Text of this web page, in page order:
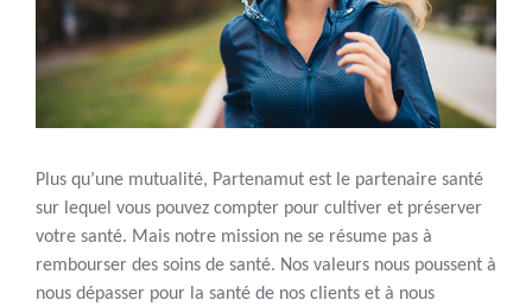
Plus qu’une mutualité, Partenamut est le partenaire santé
sur lequel vous pouvez compter pour cultiver et préserver
votre santé. Mais notre mission ne se résume pas à
rembourser des soins de santé. Nos valeurs nous poussent à
nous dépasser pour la santé de nos clients et à nous